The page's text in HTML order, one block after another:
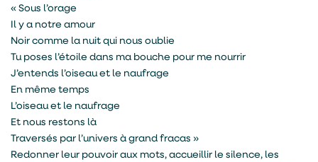
« Sous l’orage
Il y a notre amour
Noir comme la nuit qui nous oublie
Tu poses l’étoile dans ma bouche pour me nourrir
J’entends l’oiseau et le naufrage
En même temps
L’oiseau et le naufrage
Et nous restons là
Traversés par l’univers à grand fracas »
Redonner leur pouvoir aux mots, accueillir le silence, les